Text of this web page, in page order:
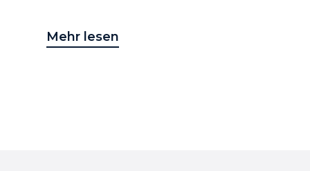
Mehr lesen